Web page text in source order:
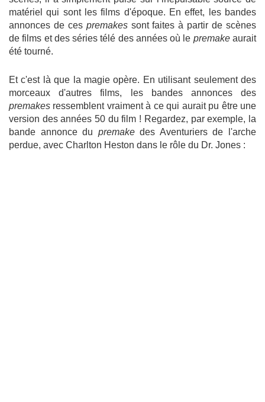
matériel qui sont les films d'époque. En effet, les bandes
annonces de ces premakessont faites à partir de scènes
de films et des séries télé des années où le premakeaurait
été tourné.
Et c'est là que la magie opère. En utilisant seulement des
morceaux d'autres films, les bandes annonces des
premakes ressemblent vraiment à ce qui aurait pu être une
version des années 50 du film ! Regardez, par exemple, la
bande annonce du premakedes Aventuriers de l'arche
perdue, avec Charlton Heston dans le rôle du Dr. Jones :